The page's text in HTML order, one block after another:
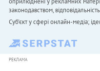
законодавством,
Cуб'єкт у сфері онлайн-медіа;
РЕКЛАМА